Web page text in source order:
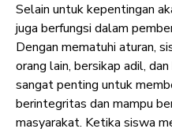
Selain untuk kepentingan
juga berfungsi dalam
Dengan mematuhi aturan,
orang lain, bersikap adil,
sangat penting untuk
berintegritas dan mampu
masyarakat. Ketika siswa